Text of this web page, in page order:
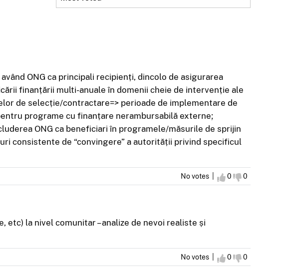
ONG ca principali recipienți, dincolo de asigurarea
finanțării multi-anuale în domenii cheie de intervenție ale
de selecție/contractare=> perioade de implementare de
programe cu finanțare nerambursabilă externe;
ONG ca beneficiari în programele/măsurile de sprijin
consistente de “convingere” a autorității privind specificul
No votes | I agree
0 I disagree
0
la nivel comunitar – analize de nevoi realiste și
No votes | I agree
0 I disagree
0